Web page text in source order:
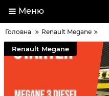
Меню
Головна Renault Megane
Renault Megane